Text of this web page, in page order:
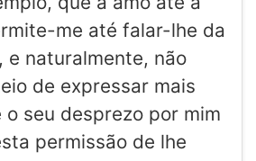
me até falar-lhe da
e naturalmente, não
de expressar mais
o seu desprezo por mim
permissão de lhe